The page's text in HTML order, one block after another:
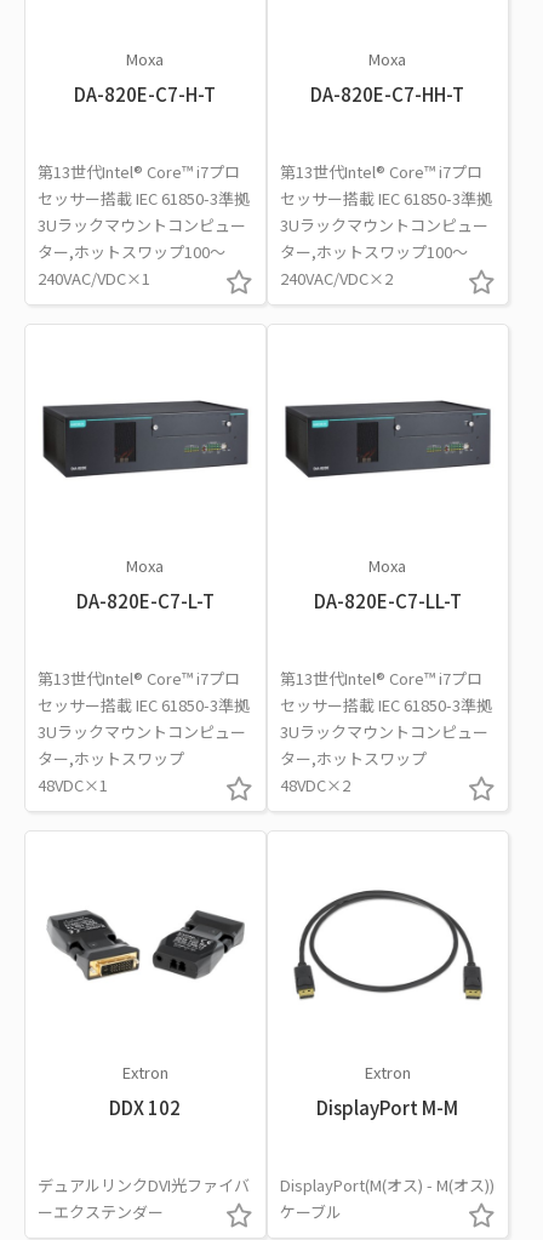
Moxa
DA-820E-C7-H-T
第13世代Intel® Core™ i7プロ
セッサー搭載 IEC 61850-3準拠
3Uラックマウントコンピュー
ター,ホットスワップ100～
240VAC/VDC×1
Moxa
DA-820E-C7-HH-T
第13世代Intel® Core™ i7プロ
セッサー搭載 IEC 61850-3準拠
3Uラックマウントコンピュー
ター,ホットスワップ100～
240VAC/VDC×2
Moxa
DA-820E-C7-L-T
第13世代Intel® Core™ i7プロ
セッサー搭載 IEC 61850-3準拠
3Uラックマウントコンピュー
ター,ホットスワップ
48VDC×1
Moxa
DA-820E-C7-LL-T
第13世代Intel® Core™ i7プロ
セッサー搭載 IEC 61850-3準拠
3Uラックマウントコンピュー
ター,ホットスワップ
48VDC×2
Extron
DDX 102
デュアルリンクDVI光ファイバ
ーエクステンダー
Extron
DisplayPort M-M
DisplayPort(M(オス) - M(オス))
ケーブル